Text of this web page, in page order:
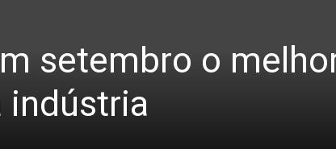
setembro o
indústria